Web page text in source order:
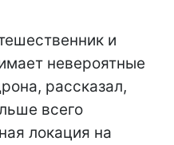
и
невероятные
рассказал,
всего
локация на